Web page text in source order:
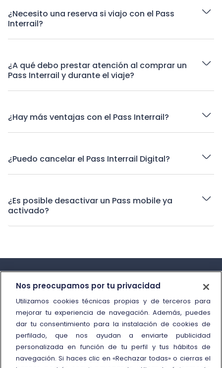
¿Necesito una reserva si viajo con el Pass
Interrail?
¿A qué debo prestar atención al comprar un
Pass Interrail y durante el viaje?
¿Hay más ventajas con el Pass Interrail?
¿Puedo cancelar el Pass Interrail Digital?
¿Es posible desactivar un Pass mobile ya
activado?
Información y contacto
Call Center
Oficinas de atención al cliente
Nos preocupamos por tu privacidad
Utilizamos cookies técnicas propias y de terceros para
mejorar tu experiencia de navegación. Además, puedes
dar tu consentimiento para la instalación de cookies de
perfilado, que nos ayudan a enviarte publicidad
personalizada en función de tu perfil y tus hábitos de
navegación. Si haces clic en «Rechazar todas» o cierras el